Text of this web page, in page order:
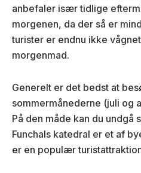
anbefaler især tidlige
morgenen, da der så er
turister er endnu ikke
morgenmad.
Generelt er det bedst at
sommermånederne (juli og
På den måde kan du undgå
Funchals katedral er et af
er en populær